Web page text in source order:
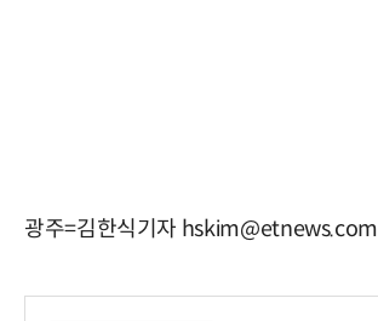
광주=김한식기자 hskim@etnews.com